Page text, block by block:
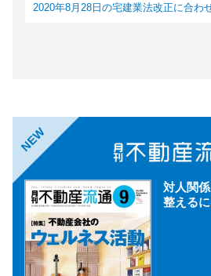
2020年8月28日の宅建業法改正に合わ
NEW
対人関
整えるに